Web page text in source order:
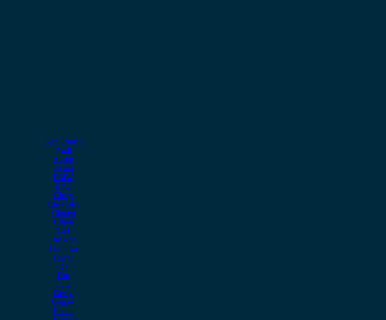
Alfa Romeo
Audi
Austin
Acura
BMW
BYD
Chery
Chevrolet
Citroen
Cupra
Dacia
Daewoo
Daihatsu
Dodge
DS
Fiat
Ford
Geely
Gonow
Honda